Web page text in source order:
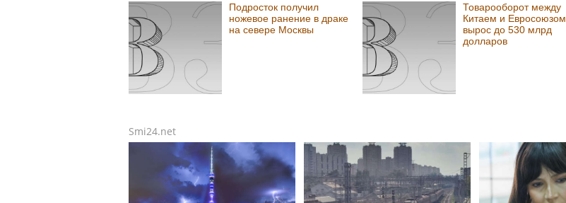
Подросток получил
ножевое ранение в драке
на севере Москвы
Товарооборот между
Китаем и Евросоюзом
вырос до 530 млрд
долларов
Smi24.net